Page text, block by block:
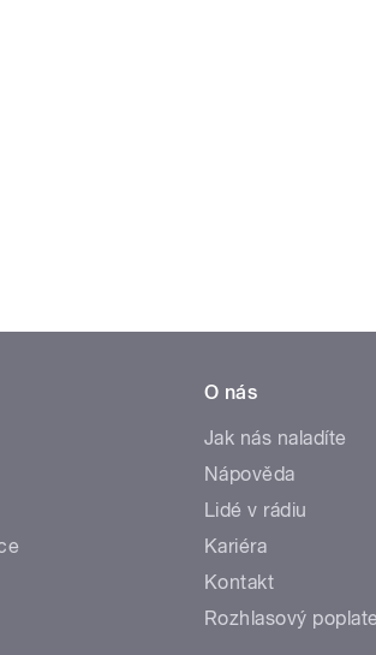
O nás
Jak nás naladíte
Nápověda
Lidé v rádiu
Kariéra
Kontakt
Rozhlasový